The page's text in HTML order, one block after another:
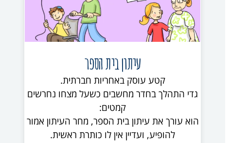
עיתון בית הספר
קטע עוסק באחריות חברתית.
גדי התהלך בחדר מחשבים כשעל מצחו נחרשים
קמטים:
הוא עורך את עיתון בית הספר, מחר העיתון אמור
להופיע, ועדיין אין לו כותרת ראשית.